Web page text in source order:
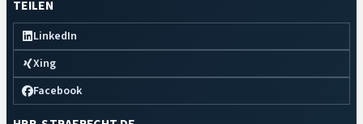
TEILEN
LinkedIn
Xing
Facebook